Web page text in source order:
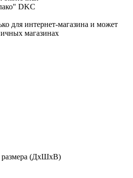
для интернет-магазина и может
магазинах
размера (ДхШхВ)